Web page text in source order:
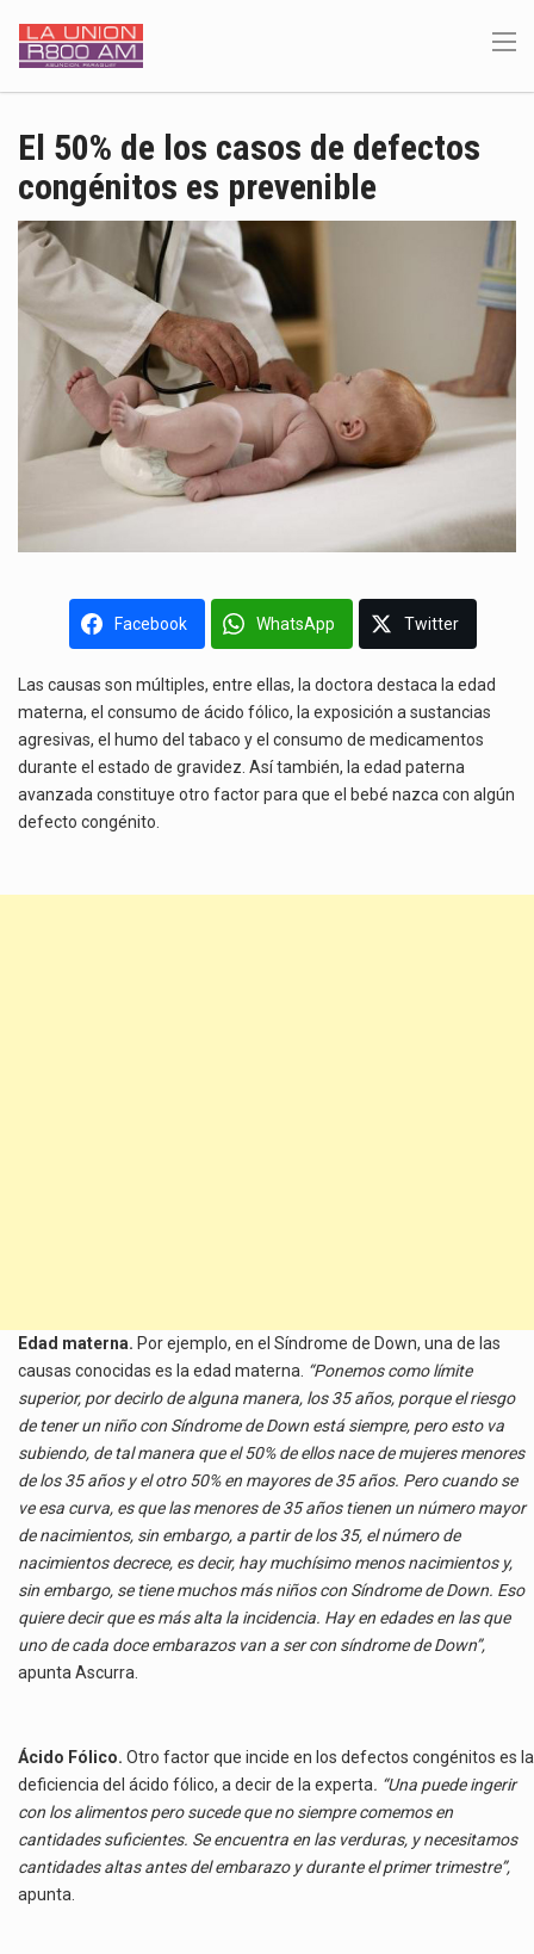
El 50% de los casos de defectos
congénitos es prevenible
Facebook WhatsApp Twitter
Las causas son múltiples, entre ellas, la doctora destaca la edad
materna, el consumo de ácido fólico, la exposición a sustancias
agresivas, el humo del tabaco y el consumo de medicamentos
durante el estado de gravidez. Así también, la edad paterna
avanzada constituye otro factor para que el bebé nazca con algún
defecto congénito.
Edad materna. Por ejemplo, en el Síndrome de Down, una de las
causas conocidas es la edad materna. “Ponemos como límite
superior, por decirlo de alguna manera, los 35 años, porque el riesgo
de tener un niño con Síndrome de Down está siempre, pero esto va
subiendo, de tal manera que el 50% de ellos nace de mujeres menores
de los 35 años y el otro 50% en mayores de 35 años. Pero cuando se
ve esa curva, es que las menores de 35 años tienen un número mayor
de nacimientos, sin embargo, a partir de los 35, el número de
nacimientos decrece, es decir, hay muchísimo menos nacimientos y,
sin embargo, se tiene muchos más niños con Síndrome de Down. Eso
quiere decir que es más alta la incidencia. Hay en edades en las que
uno de cada doce embarazos van a ser con síndrome de Down”,
apunta Ascurra.
Ácido Fólico. Otro factor que incide en los defectos congénitos es la
deficiencia del ácido fólico, a decir de la experta. “Una puede ingerir
con los alimentos pero sucede que no siempre comemos en
cantidades suficientes. Se encuentra en las verduras, y necesitamos
cantidades altas antes del embarazo y durante el primer trimestre”,
apunta.